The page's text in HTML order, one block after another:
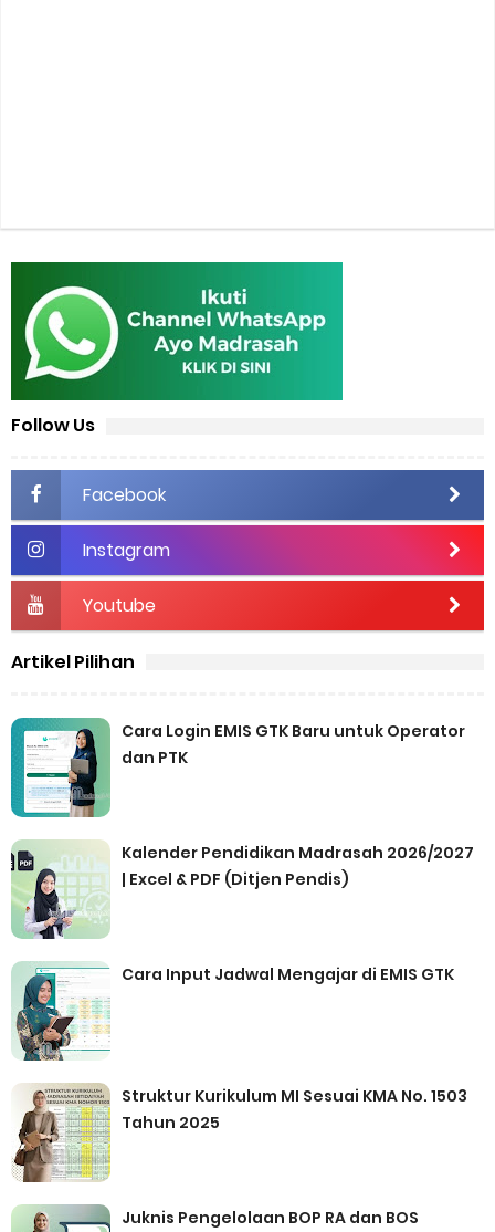
Follow Us
Facebook
Instagram
Youtube
Artikel Pilihan
Cara Login EMIS GTK Baru untuk Operator
dan PTK
Kalender Pendidikan Madrasah 2026/2027
| Excel & PDF (Ditjen Pendis)
Cara Input Jadwal Mengajar di EMIS GTK
Struktur Kurikulum MI Sesuai KMA No. 1503
Tahun 2025
Juknis Pengelolaan BOP RA dan BOS